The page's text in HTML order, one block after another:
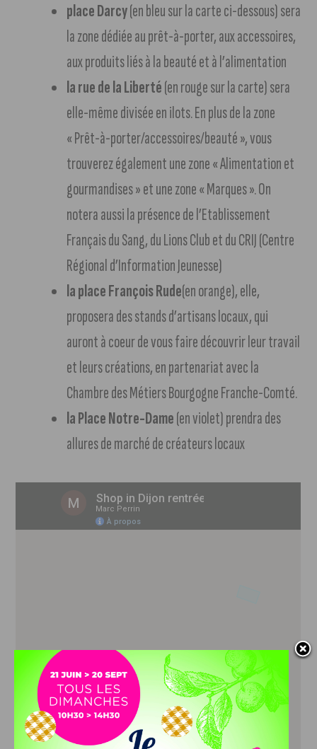
place Darcy(en bleu sur la carte ci-dessous) sera
la zone dédiée au prêt-à-porter, aux accessoires,
aux produits liés à la beauté et à l’alimentation
la rue de la Liberté(en rouge sur la carte) sera
elle-même divisée en ilots. En plus de la zone
« Prêt-à-porter/accessoires/beauté », vous
trouverez également une zone « Alimentation et
gourmandises » et une zone « Marques ». On
notera aussi la présence de l’Etablissement
Français du Sang, du Lions Club et du CRIJ (Centre
Régional d’Information Jeunesse)
la place François Rude(en orange), elle,
proposera des stands d’artisans locaux, qui
auront à coeur de vous faire découvrir leur travail
et leurs créations, en partenariat avec la
Chambre des Métiers Bourgogne Franche-Comté.
la Place Notre-Dame(en violet) prendra des
allures de marché de créateurs locaux